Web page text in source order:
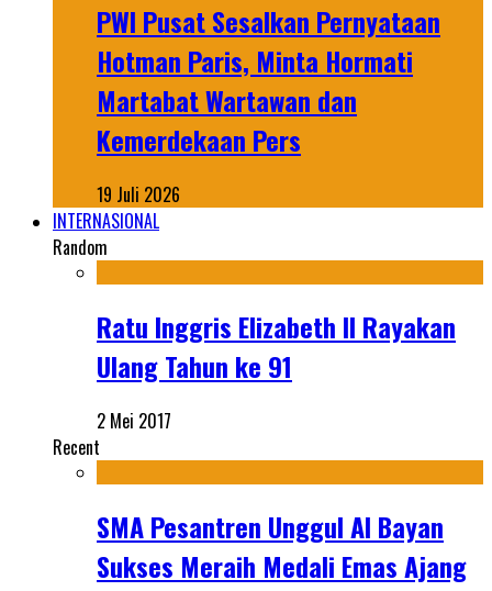
PWI Pusat Sesalkan Pernyataan
Hotman Paris, Minta Hormati
Martabat Wartawan dan
Kemerdekaan Pers
19 Juli 2026
INTERNASIONAL
Random
Ratu Inggris Elizabeth II Rayakan
Ulang Tahun ke 91
2 Mei 2017
Recent
SMA Pesantren Unggul Al Bayan
Sukses Meraih Medali Emas Ajang